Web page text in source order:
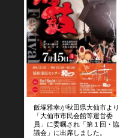
飯塚雅幸が秋田県大仙市より
「大仙市市民会館等運営委
員」に委嘱され「第１回・協
議会」に出席しました。